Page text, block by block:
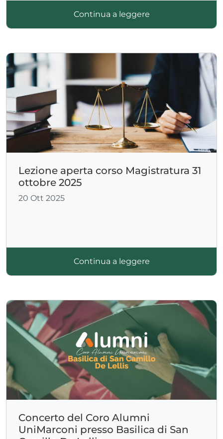
Continua a leggere
Lezione aperta corso Magistratura 31
ottobre 2025
20 Ott 2025
Continua a leggere
Concerto del Coro Alumni
UniMarconi presso Basilica di San